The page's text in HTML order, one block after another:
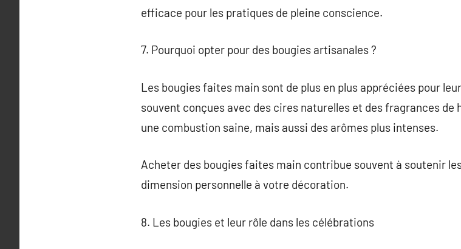
efficace pour les pratiques de pleine conscience.
7. Pourquoi opter pour des bougies artisanales ?
Les bougies faites main sont de plus en plus appréciées pour
souvent conçues avec des cires naturelles et des fragrances de
une combustion saine, mais aussi des arômes plus intenses.
Acheter des bougies faites main contribue souvent à soutenir
dimension personnelle à votre décoration.
8. Les bougies et leur rôle dans les célébrations